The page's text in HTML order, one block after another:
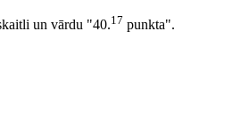
un vārdu "40.17 punkta".